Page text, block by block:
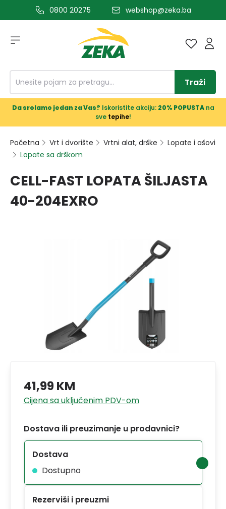
glavni sadržaj0800 20275 webshop@zeka.ba
Traži
Da srolamo jedan za Vas? Iskoristite akciju: 20% POPUSTAna
sve tepihe!
Početna Vrt i dvorište Vrtni alat, drške
Lopate i ašovi
Lopate sa drškom
CELL-FAST LOPATA ŠILJASTA
40-204EXRO
41,99 KM
Cijena sa uključenim PDV-om
Dostava ili preuzimanje u prodavnici?
Dostava
Dostupno
Rezerviši i preuzmi